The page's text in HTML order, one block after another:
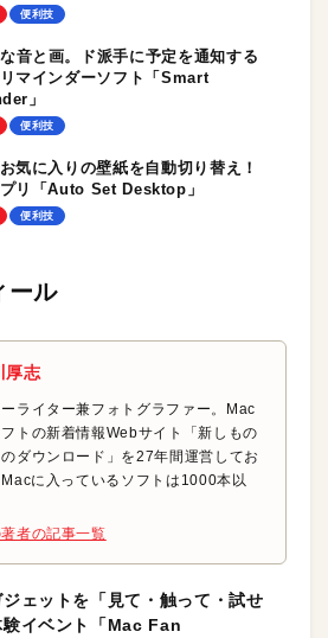
便利技
な音と画。ド派手に予定を通知する
マインダーソフト「Smart
」
便利技
気に入りの壁紙を自動切り替え！
リ「Auto Set Desktop」
便利技
ール
厚志
ライター兼フォトグラファー。Mac
トの新着情報Webサイト「新しもの
ダウンロード」を27年間運営してお
Macに入っているソフトは1000本以
者の記事一覧
ェットを「見て・触って・試せ
験イベント「Mac Fan